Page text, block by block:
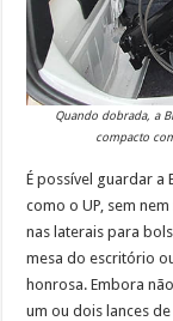
Quando dobrada, a
compacto
É possível guardar a
como o UP, sem
nas laterais para
mesa do escritório
honrosa. Embora
um ou dois lances